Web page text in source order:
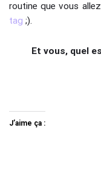
routine que vous
tag ;).
Et vous, quel
J’aime ça :